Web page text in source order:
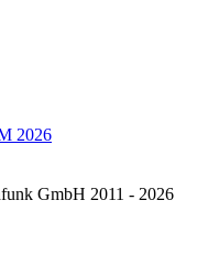
2026
GmbH 2011 - 2026